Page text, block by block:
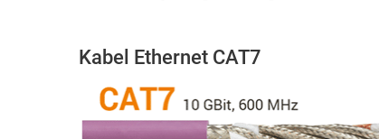
Kabel Ethernet CAT7